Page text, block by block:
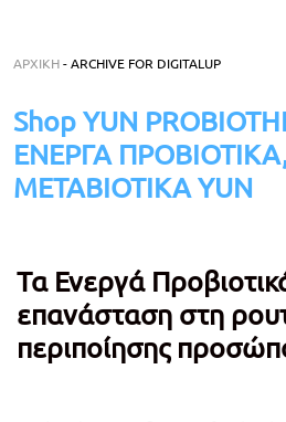
ΑΡΧΙΚΉ - ARCHIVE FOR DIGITALUP
Shop YUN
ΕΝΕΡΓΑ
ΜΕΤΑΒΙΟΤΙΚΑ YUN
Τα Ενεργά
επανάσταση στη
περιποίησης